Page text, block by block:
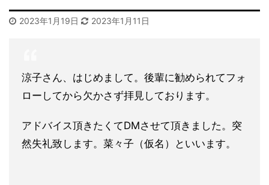
2023年1月19日 2023年1月11日
涼子さん、はじめまして。後輩に勧められてフォ
ローしてから欠かさず拝見しております。
アドバイス頂きたくてDMさせて頂きました。突
然失礼致します。菜々子（仮名）といいます。